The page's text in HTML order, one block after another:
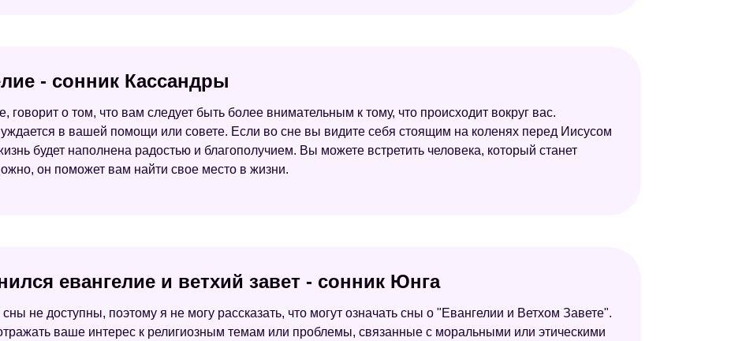
- сонник Кассандры
говорит о том, что вам следует быть более внимательным к тому, что происходит вокруг вас.
в вашей помощи или совете. Если во сне вы видите себя стоящим на коленях перед Иисусом
будет наполнена радостью и благополучием. Вы можете встретить человека, который станет
он поможет вам найти свое место в жизни.
евангелие и ветхий завет - сонник Юнга
сны не доступны, поэтому я не могу рассказать, что могут означать сны о "Евангелии и Ветхом Завете".
ваше интерес к религиозным темам или проблемы, связанные с моральными или этическими